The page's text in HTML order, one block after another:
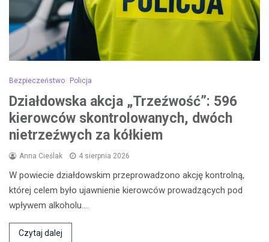
Bezpieczeństwo Policja
Działdowska akcja „Trzeźwość”: 596
kierowców skontrolowanych, dwóch
nietrzeźwych za kółkiem
Anna Cieślak 4 sierpnia 2026
W powiecie działdowskim przeprowadzono akcję kontrolną,
której celem było ujawnienie kierowców prowadzących pod
wpływem alkoholu.…
Czytaj dalej